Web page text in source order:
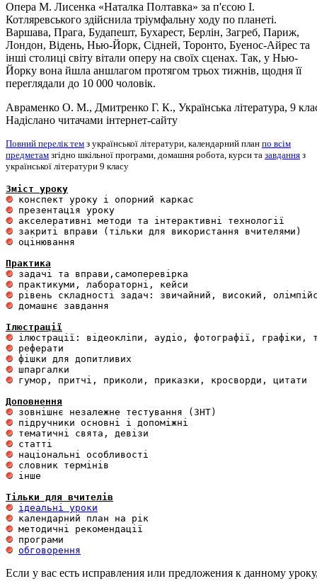
Опера М. Лисенка «Наталка Полтавка» за п'єсою І.
Котляревського здійснила тріумфальну ходу по планеті.
Варшава, Прага, Будапешт, Бухарест, Берлін, Загреб, Париж,
Лондон, Відень, Нью-Йорк, Сідней, Торонто, Буенос-Айрес та
інші столиці світу вітали оперу на своїх сценах. Так, у Нью-
Йорку вона йшла аншлагом протягом трьох тижнів, щодня її
переглядали до 10 000 чоловік.
Авраменко О. М., Дмитренко Г. К., Українська література, 9
Надіслано читачами інтернет-сайту
Повний перелік тем з української літератури, календарний план по всім
предметам згідно шкільної програми, домашня робота, курси та завдання з
української літератури 9 класу
Зміст уроку
оцінювання
Практика
домашнє завдання
Ілюстрації
гумор, притчі, приколи, приказки, кросворди, цитати
Доповнення
інше
Тільки для вчителів
ідеальні уроки
обговорення
Если у вас есть исправления или предложения к данному